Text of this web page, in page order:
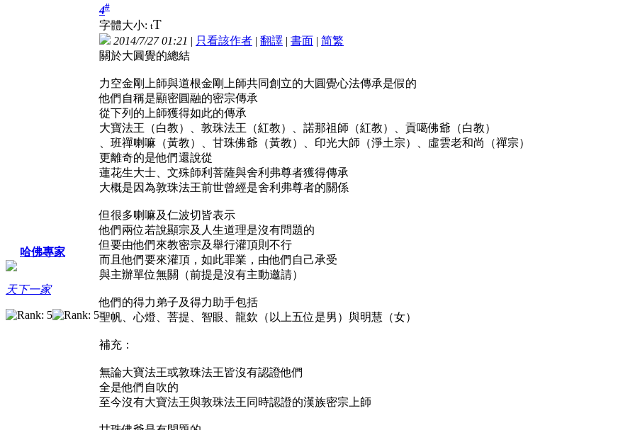
哈佛專家
天下一家
4#
字體大小: tT
2014/7/27 01:21 | 只看該作者 | 翻譯 | 書面 | 简繁
關於大圓覺的總結
力空金剛上師與道根金剛上師共同創立的大圓覺心法傳承是假的
他們自稱是顯密圓融的密宗傳承
從下列的上師獲得如此的傳承
大寶法王（白教）、敦珠法王（紅教）、諾那祖師（紅教）、貢噶佛爺（白教）
、班禪喇嘛（黃教）、甘珠佛爺（黃教）、印光大師（淨土宗）、虛雲老和尚（禪宗）
更離奇的是他們還說從
蓮花生大士、文殊師利菩薩與舍利弗尊者獲得傳承
大概是因為敦珠法王前世曾經是舍利弗尊者的關係
但很多喇嘛及仁波切皆表示
他們兩位若說顯宗及人生道理是沒有問題的
但要由他們來教密宗及舉行灌頂則不行
而且他們要來灌頂，如此罪業，由他們自己承受
與主辦單位無關（前提是沒有主動邀請）
他們的得力弟子及得力助手包括
聖帆、心燈、菩提、智眼、龍欽（以上五位是男）與明慧（女）
補充：
無論大寶法王或敦珠法王皆沒有認證他們
全是他們自吹的
至今沒有大寶法王與敦珠法王同時認證的漢族密宗上師